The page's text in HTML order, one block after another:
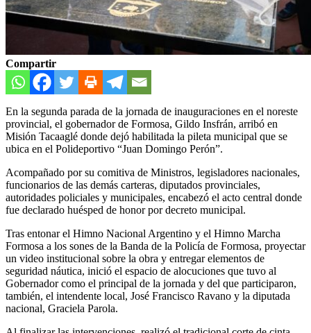
Compartir
En la segunda parada de la jornada de inauguraciones en el noreste
provincial, el gobernador de Formosa, Gildo Insfrán, arribó en
Misión Tacaaglé donde dejó habilitada la pileta municipal que se
ubica en el Polideportivo “Juan Domingo Perón”.
Acompañado por su comitiva de Ministros, legisladores nacionales,
funcionarios de las demás carteras, diputados provinciales,
autoridades policiales y municipales, encabezó el acto central donde
fue declarado huésped de honor por decreto municipal.
Tras entonar el Himno Nacional Argentino y el Himno Marcha
Formosa a los sones de la Banda de la Policía de Formosa, proyectar
un video institucional sobre la obra y entregar elementos de
seguridad náutica, inició el espacio de alocuciones que tuvo al
Gobernador como el principal de la jornada y del que participaron,
también, el intendente local, José Francisco Ravano y la diputada
nacional, Graciela Parola.